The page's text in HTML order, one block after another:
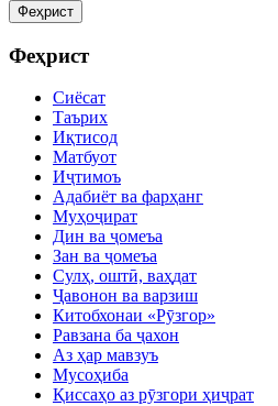
Феҳрист
Феҳрист
Сиёсат
Таърих
Иқтисод
Матбуот
Иҷтимоъ
Адабиёт ва фарҳанг
Муҳоҷират
Дин ва ҷомеъа
Зан ва ҷомеъа
Сулҳ, оштӣ, ваҳдат
Ҷавонон ва варзиш
Китобхонаи «Рӯзгор»
Равзана ба ҷахон
Аз ҳар мавзуъ
Мусоҳиба
Қиссаҳо аз рӯзгори ҳиҷрат